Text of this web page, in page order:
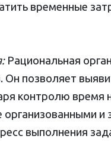
временные
Рациональная
Он позволяет
контролю время
организованными
выполнения